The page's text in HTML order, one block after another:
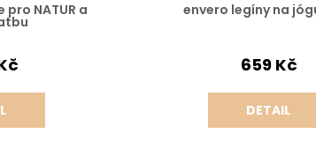
NATUR a envero legíny na
659 Kč
DETAIL